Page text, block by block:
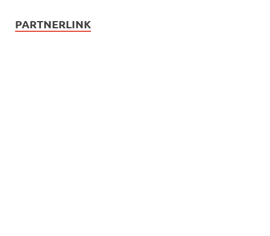
PARTNERLINK